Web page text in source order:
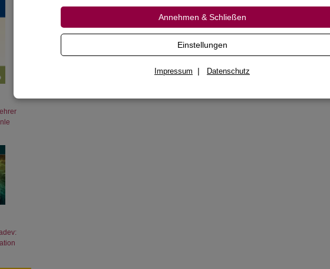
Annehmen & Schließen
Einstellungen
Impressum | Datenschutz